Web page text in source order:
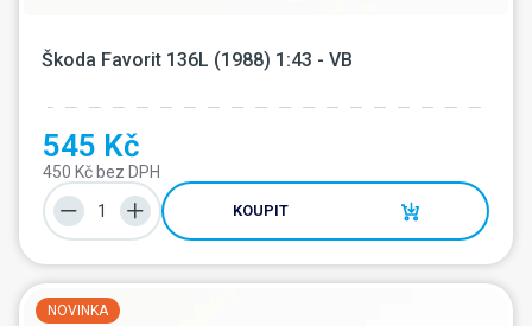
Škoda Favorit 136L (1988) 1:43 - VB
545 Kč
450 Kč bez DPH
KOUPIT
NOVINKA